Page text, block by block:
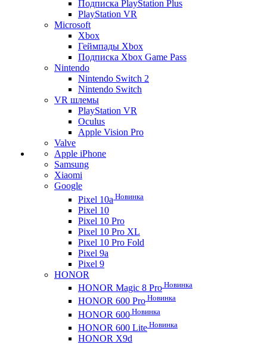
Подписка PlayStation Plus
PlayStation VR
Microsoft
Xbox
Геймпады Xbox
Подписка Xbox Game Pass
Nintendo
Nintendo Switch 2
Nintendo Switch
VR шлемы
PlayStation VR
Oculus
Apple Vision Pro
Valve
Apple iPhone
Samsung
Xiaomi
Google
Pixel 10a Новинка
Pixel 10
Pixel 10 Pro
Pixel 10 Pro XL
Pixel 10 Pro Fold
Pixel 9a
Pixel 9
HONOR
HONOR Magic 8 Pro Новинка
HONOR 600 Pro Новинка
HONOR 600 Новинка
HONOR 600 Lite Новинка
HONOR X9d